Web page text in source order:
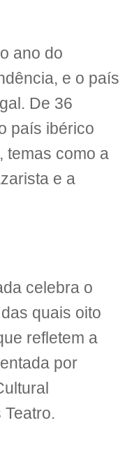
ano do
e o país
De 36
país ibérico
temas como a
e a
celebra o
quais oito
refletem a
por
Teatro.